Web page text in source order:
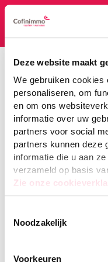
Deze website maakt
We gebruiken cookies
personaliseren, om
en om ons
informatie over uw
partners voor social
partners kunnen deze
informatie die u aan
verzameld op basis
Zie onze
Noodzakelijk
Voorkeuren
Cofinimmo
DISCLAIMER -
IN AANDELEN
Persbericht :